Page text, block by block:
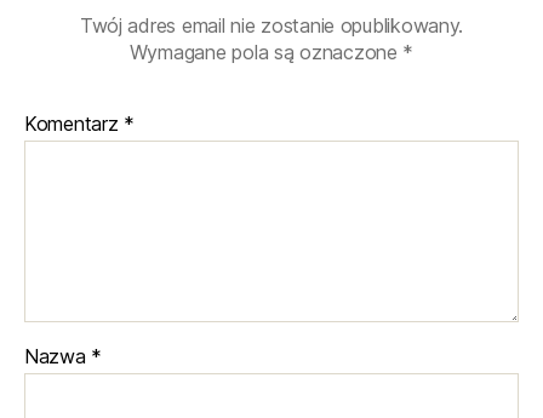
Twój adres email nie zostanie opublikowany.
Wymagane pola są oznaczone *
Komentarz *
Nazwa *